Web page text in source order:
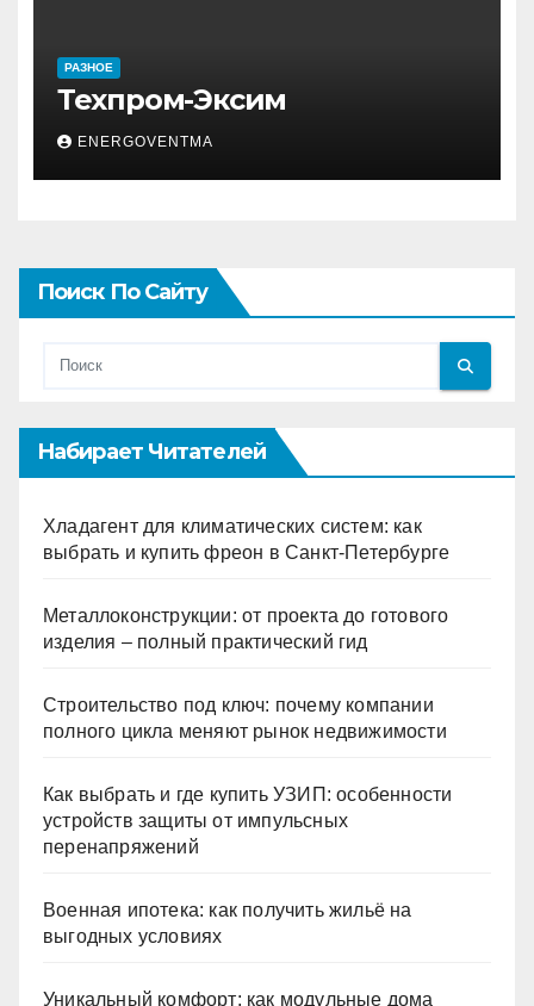
РАЗНОЕ
Техпром-Эксим
ENERGOVENTMA
Поиск По Сайту
Набирает Читателей
Хладагент для климатических систем: как
выбрать и купить фреон в Санкт-Петербурге
Металлоконструкции: от проекта до готового
изделия – полный практический гид
Строительство под ключ: почему компании
полного цикла меняют рынок недвижимости
Как выбрать и где купить УЗИП: особенности
устройств защиты от импульсных
перенапряжений
Военная ипотека: как получить жильё на
выгодных условиях
Уникальный комфорт: как модульные дома